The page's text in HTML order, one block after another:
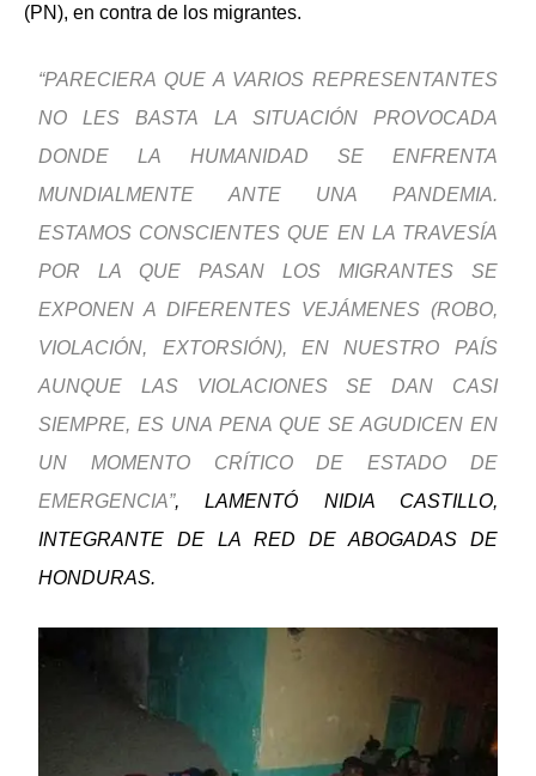
(PN), en contra de los migrantes.
“PARECIERA QUE A VARIOS REPRESENTANTES
NO LES BASTA LA SITUACIÓN PROVOCADA
DONDE LA HUMANIDAD SE ENFRENTA
MUNDIALMENTE ANTE UNA PANDEMIA.
ESTAMOS CONSCIENTES QUE EN LA TRAVESÍA
POR LA QUE PASAN LOS MIGRANTES SE
EXPONEN A DIFERENTES VEJÁMENES (ROBO,
VIOLACIÓN, EXTORSIÓN), EN NUESTRO PAÍS
AUNQUE LAS VIOLACIONES SE DAN CASI
SIEMPRE, ES UNA PENA QUE SE AGUDICEN EN
UN MOMENTO CRÍTICO DE ESTADO DE
EMERGENCIA”, LAMENTÓ NIDIA CASTILLO,
INTEGRANTE DE LA RED DE ABOGADAS DE
HONDURAS.